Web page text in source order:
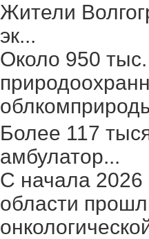
Жители
эк...
Около 950
Более 117
амбулатор...
С начала 2026
области